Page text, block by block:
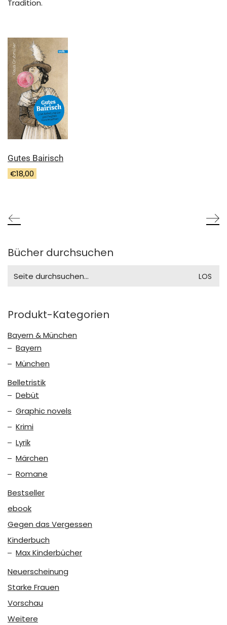
Tradition.
Gutes Bairisch
€18,00
Bücher durchsuchen
for:
Produkt-Kategorien
Bayern & München
Bayern
München
Belletristik
Debüt
Graphic novels
Krimi
Lyrik
Märchen
Romane
Bestseller
ebook
Gegen das Vergessen
Kinderbuch
Max Kinderbücher
Neuerscheinung
Starke Frauen
Vorschau
Weitere